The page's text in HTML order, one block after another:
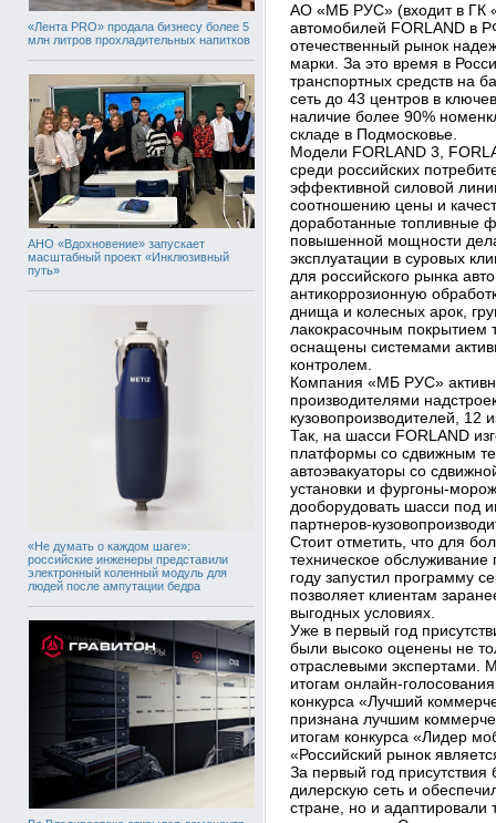
«Лента PRO» продала бизнесу более 5
млн литров прохладительных напитков
АНО «Вдохновение» запускает
масштабный проект «Инклюзивный
путь»
«Не думать о каждом шаге»:
российские инженеры представили
электронный коленный модуль для
людей после ампутации бедра
АО «МБ РУС» (входит в ГК
автомобилей FORLAND в
отечественный рынок
марки. За это время в
транспортных средств на
сеть до 43 центров в
наличие более 90%
складе в Подмосковье.
Модели FORLAND 3,
среди российских
эффективной силовой
соотношению цены и
доработанные топливные
повышенной мощности
эксплуатации в суровых
для российского рынка
антикоррозионную
днища и колесных арок,
лакокрасочным покрытием
оснащены системами
контролем.
Компания «МБ РУС»
производителями
кузовопроизводителей, 12
Так, на шасси FORLAND
платформы со сдвижным
автоэвакуаторы со
установки и фургоны-
дооборудовать шасси под
партнеров-
Стоит отметить, что для
техническое обслуживание
году запустил программу
позволяет клиентам
выгодных условиях.
Уже в первый год
были высоко оценены не
отраслевыми экспертами.
итогам онлайн-
конкурса «Лучший
признана лучшим
итогам конкурса «Лидер
«Российский рынок
За первый год
дилерскую сеть и
стране, но и адаптировали